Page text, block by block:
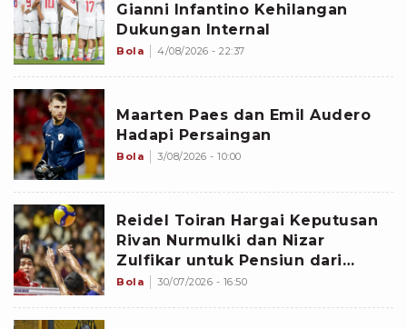
Gianni Infantino Kehilangan
Dukungan Internal
Bola 4/08/2026 - 22:37
Maarten Paes dan Emil Audero
Hadapi Persaingan
Bola 3/08/2026 - 10:00
Reidel Toiran Hargai Keputusan
Rivan Nurmulki dan Nizar
Zulfikar untuk Pensiun dari
Timnas Voli Indonesia
Bola 30/07/2026 - 16:50